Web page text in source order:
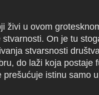
živi u ovom
On je tu
stvarsnosti
do laži koja postaje
istinu samo